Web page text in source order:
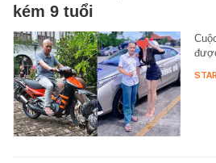
kém 9 tuổi
STAR